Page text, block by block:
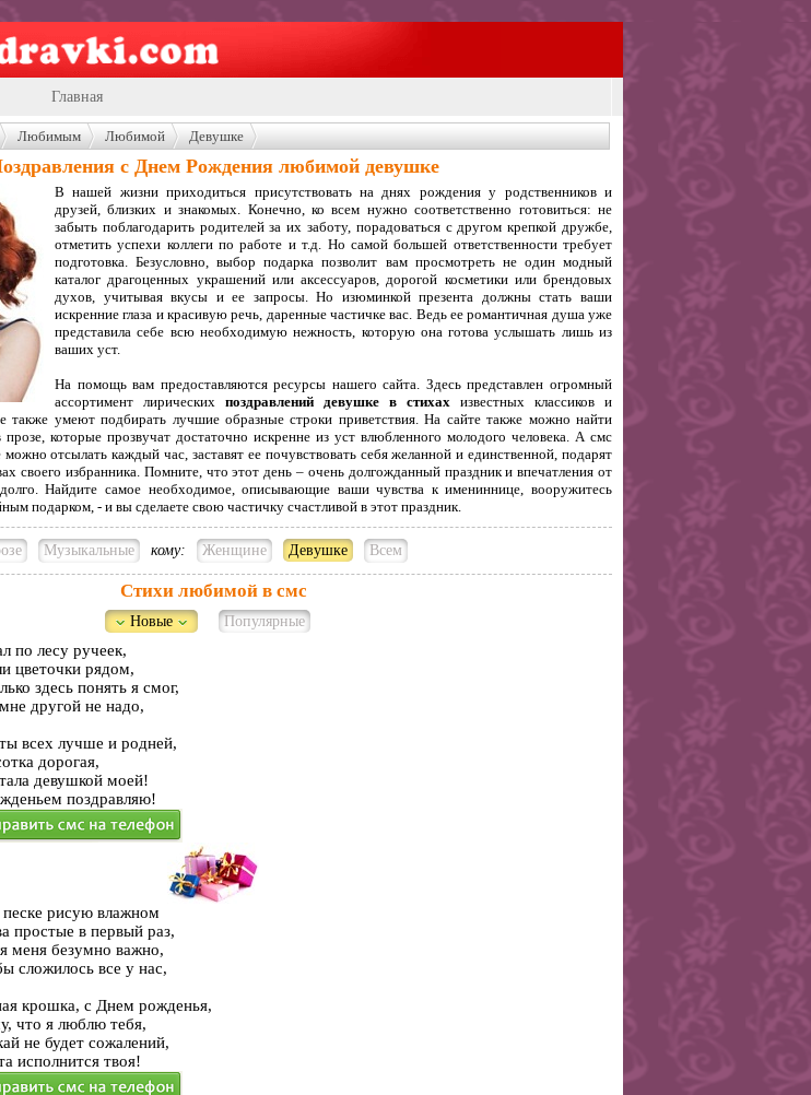
Главная
Открытки
Сценарии
Стенгазеты
Праздники
Что подарить?
Контакты
Любимым Любимой Девушке
с Днем Рождения любимой девушке
В нашей жизни приходиться присутствовать на днях рождения у родственников и
друзей, близких и знакомых. Конечно, ко всем нужно соответственно готовиться: не
забыть поблагодарить родителей за их заботу, порадоваться с другом крепкой дружбе,
отметить успехи коллеги по работе и т.д. Но самой большей ответственности требует
подготовка. Безусловно, выбор подарка позволит вам просмотреть не один модный
каталог драгоценных украшений или аксессуаров, дорогой косметики или брендовых
духов, учитывая вкусы и ее запросы. Но изюминкой презента должны стать ваши
искренние глаза и красивую речь, даренные частичке вас. Ведь ее романтичная душа уже
представила себе всю необходимую нежность, которую она готова услышать лишь из
ваших уст.
На помощь вам предоставляются ресурсы нашего сайта. Здесь представлен огромный
ассортимент лирических поздравлений девушке в стихах известных классиков и
также умеют подбирать лучшие образные строки приветствия. На сайте также можно найти
прозе, которые прозвучат достаточно искренне из уст влюбленного молодого человека. А смс
отсылать каждый час, заставят ее почувствовать себя желанной и единственной, подарят
своего избранника. Помните, что этот день – очень долгожданный праздник и впечатления от
Найдите самое необходимое, описывающие ваши чувства к имениннице, вооружитесь
подарком, - и вы сделаете свою частичку счастливой в этот праздник.
Музыкальные кому: Женщине Девушке Всем
Стихи любимой в смс
Новые Популярные
по лесу ручеек,
цветочки рядом,
здесь понять я смог,
другой не надо,
всех лучше и родней,
дорогая,
девушкой моей!
поздравляю!
рисую влажном
простые в первый раз,
меня безумно важно,
сложилось все у нас,
крошка, с Днем рожденья,
что я люблю тебя,
не будет сожалений,
исполнится твоя!